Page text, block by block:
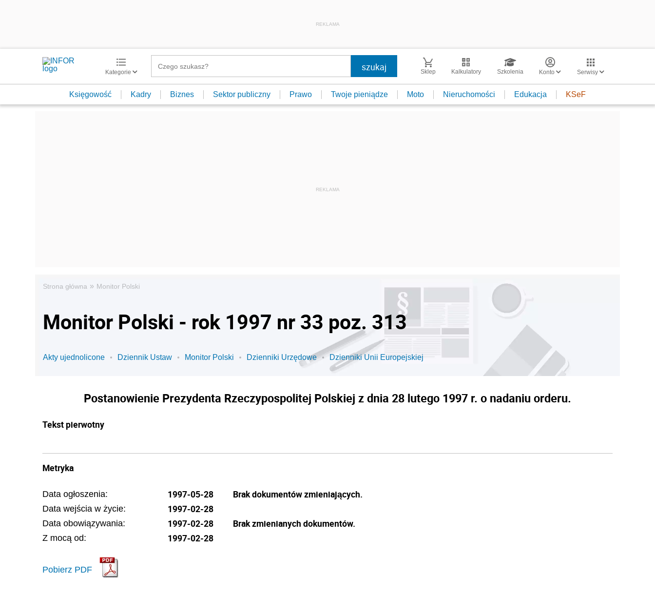
REKLAMA
Kategorie Sklep Kalkulatory Szkolenia Konto Serwisy
Księgowość Kadry Biznes Sektor publiczny Prawo Twoje pieniądze Moto Nieruchomości Edukacja KSeF
Strona główna » Monitor Polski
Monitor Polski - rok 1997 nr 33 poz. 313
Akty ujednolicone Dziennik Ustaw Monitor Polski Dzienniki Urzędowe Dzienniki Unii Europejskiej
Postanowienie Prezydenta Rzeczypospolitej Polskiej z dnia 28 lutego 1997 r. o nadaniu orderu.
Tekst pierwotny
Metryka
Data ogłoszenia: 1997-05-28
Data wejścia w życie: 1997-02-28
Data obowiązywania: 1997-02-28
Z mocą od: 1997-02-28
Pobierz PDF
Brak dokumentów zmieniających.
Brak zmienianych dokumentów.